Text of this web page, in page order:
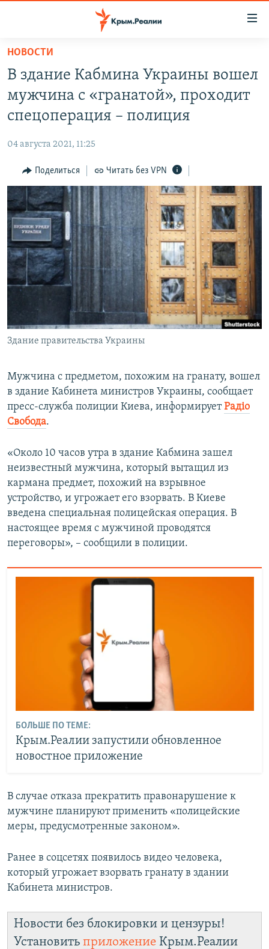
Вернуться
основному
содержанию
Вернутся
главной
навигации
Вернутся
поиску
СПЕЦПРОЕКТЫ
11 ЛЕТ ОККУПАЦИИ КРЫМА. 11 ИСТОРИЙ СОПРОТИВЛЕНИЯ
ВОДА
ЕЩЕ
ИНТЕРАКТИВ
ИНФОГРАФИКА
ТЕЛЕПРОЕКТ КРЫМ.РЕАЛИИ
СОВЕТЫ ПРАВОЗАЩИТНИКОВ
ПРОПАВШИЕ БЕЗ ВЕСТИ
ПОБЕДИТЕЛЕЙ НЕ СУДЯТ?
КРЫМ.НЕПОКОРЕННЫЙ
ELIFBE
УКРАИНСКАЯ ПРОБЛЕМА КРЫМА
РАДІО СВОБОДА
КАК ОБОЙТИ БЛОКИРОВКУ
Українською
Qırımtatar
ПРИСОЕДИНЯЙТЕСЬ!
НОВОСТИ
В здание Кабмина Украины вошел
мужчина с «гранатой», проходит
спецоперация – полиция
04 августа 2021, 11:25
Поделиться Читать без VPN
Здание правительства Украины
Мужчина с предметом, похожим на гранату, вошел
в здание Кабинета министров Украины, сообщает
пресс-служба полиции Киева, информируетРадіо
Свобода.
«Около 10 часов утра в здание Кабмина зашел
неизвестный мужчина, который вытащил из
кармана предмет, похожий на взрывное
устройство, и угрожает его взорвать. В Киеве
введена специальная полицейская операция. В
настоящее время с мужчиной проводятся
переговоры», – сообщили в полиции.
БОЛЬШЕ ПО ТЕМЕ:
Крым.Реалии запустили обновленное
новостное приложение
В случае отказа прекратить правонарушение к
мужчине планируют применить «полицейские
меры, предусмотренные законом».
Ранее в соцсетях появилось видео человека,
который угрожает взорвать гранату в здании
Кабинета министров.
Новости без блокировки и цензуры!
Установить приложение Крым.Реалии